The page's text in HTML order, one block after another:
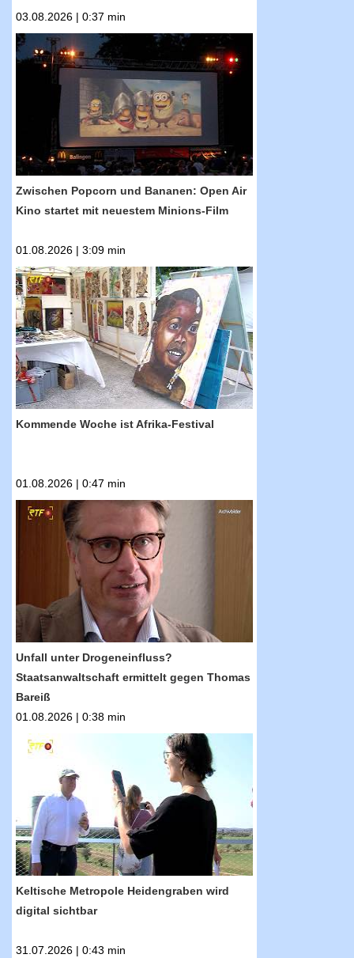
03.08.2026 | 0:37 min
RTF.1-Nachrichten: Zwischen Popcorn und
Bananen: Open Air Kino startet mit neuestem
Minions-Film
Zwischen Popcorn und Bananen: Open Air
Kino startet mit neuestem Minions-Film
01.08.2026 | 3:09 min
RTF.1-Nachrichten: Kommende Woche ist
Afrika-Festival
Kommende Woche ist Afrika-Festival
01.08.2026 | 0:47 min
RTF.1-Nachrichten: Unfall unter
Drogeneinfluss? Staatsanwaltschaft ermittelt
gegen Thomas Bareiß
Unfall unter Drogeneinfluss?
Staatsanwaltschaft ermittelt gegen Thomas
Bareiß
01.08.2026 | 0:38 min
RTF.1-Nachrichten: Keltische Metropole
Heidengraben wird digital sichtbar
Keltische Metropole Heidengraben wird
digital sichtbar
31.07.2026 | 0:43 min